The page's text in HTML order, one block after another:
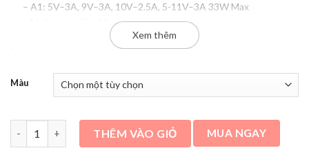
– A1: 5V–3A, 9V–3A, 10V–2.5A, 5-11V–3A 33W Max
Bảo hành 18 tháng chính hãng
Xem thêm
Màu
Pin dự phòng Cuktech CP13 10.000mAh Power Bank 33W
THÊM VÀO GIỎ MUA NGAY